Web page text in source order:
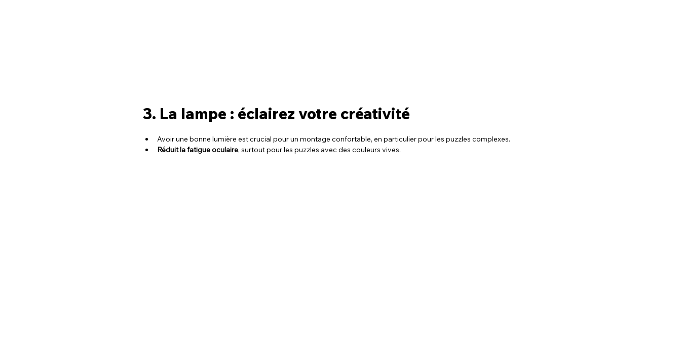
3. La lampe : éclairez votre créativité
Avoir une bonne lumière est crucial pour un montage confortable, en particulier pour les puzzles complexes.
Réduit la fatigue oculaire, surtout pour les puzzles avec des couleurs vives.